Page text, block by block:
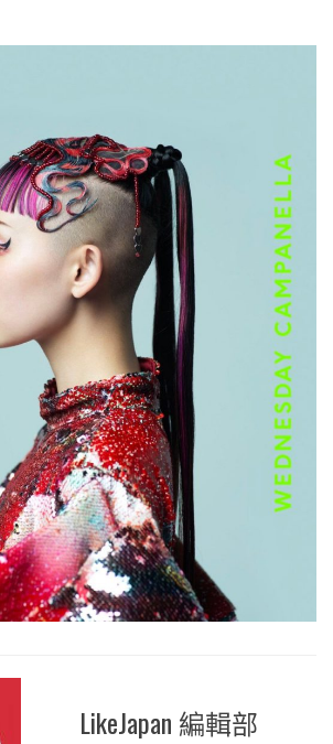
LikeJapan 編輯部